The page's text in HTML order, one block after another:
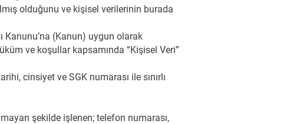
olduğunu ve kişisel verilerinin burada
Kanunu’na (Kanun) uygun olarak
ve koşullar kapsamında “Kişisel Veri”
cinsiyet ve SGK numarası ile sınırlı
şekilde işlenen; telefon numarası,